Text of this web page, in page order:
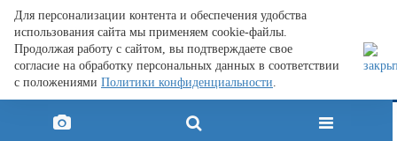
Техническа поддержка
Для персонализации контента и обеспечения удобства
использования сайта мы применяем cookie-файлы.
Продолжая работу с сайтом, вы подтверждаете свое
согласие на обработку персональных данных в соответствии
с положениями Политики конфиденциальности.